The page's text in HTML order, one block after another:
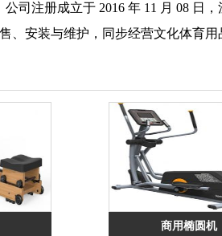
司注册成立于 2016 年 11 月 08 日
、安装与维护，同步经营文化体育用
商用椭圆机